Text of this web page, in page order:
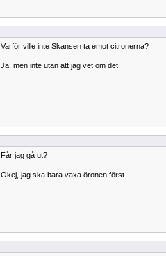
Varför ville inte Skansen ta emot citronerna?
Ja, men inte utan att jag vet om det.
Får jag gå ut?
Okej, jag ska bara vaxa öronen först..